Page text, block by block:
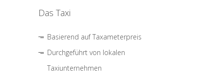
Das Taxi
Basierend auf Taxameterpreis
Durchgeführt von lokalen
Taxiunternehmen